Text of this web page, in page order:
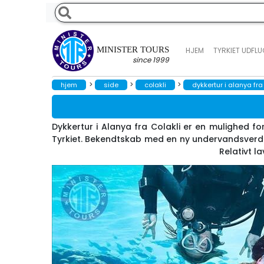
MINISTER TOURS
since 1999
HJEM TYRKIET
hjem > side > colakli > dykkertur i alanya
Dykkertur i Alanya fra Colakli er en
Tyrkiet. Bekendtskab med en ny
Relativt